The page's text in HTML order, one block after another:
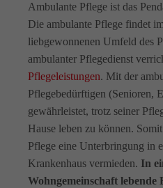
Sie haben Fragen?
02365 955 88 88
Schreiben Sie uns per
info@amicus-pflege.de
Ambulante Pflege ist das
Die ambulante Pflege findet
liebgewonnenen Umfeld des
ambulanter Pflegedienst
Pflegeleistungen. Mit der
Pflegebedürftigen (Senioren,
gewährleistet, trotz seiner
Hause leben zu können.
Pflege eine Unterbringung in
Krankenhaus vermieden. In
Wohngemeinschaft lebende